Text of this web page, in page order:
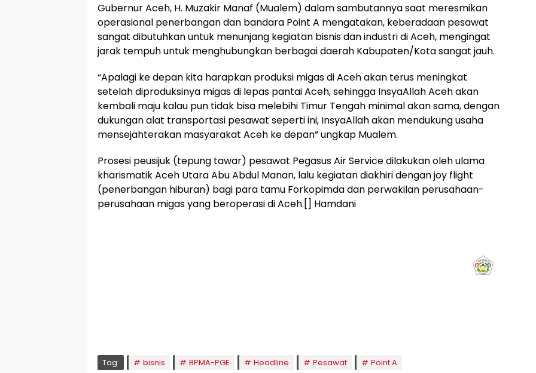
Gubernur Aceh, H. Muzakir Manaf (Mualem) dalam sambutannya saat meresmikan
operasional penerbangan dan bandara Point A mengatakan, keberadaan pesawat
sangat dibutuhkan untuk menunjang kegiatan bisnis dan industri di Aceh, mengingat
jarak tempuh untuk menghubungkan berbagai daerah Kabupaten/Kota sangat jauh.
“Apalagi ke depan kita harapkan produksi migas di Aceh akan terus meningkat
setelah diproduksinya migas di lepas pantai Aceh, sehingga InsyaAllah Aceh akan
kembali maju kalau pun tidak bisa melebihi Timur Tengah minimal akan sama, dengan
dukungan alat transportasi pesawat seperti ini, InsyaAllah akan mendukung usaha
mensejahterakan masyarakat Aceh ke depan” ungkap Mualem.
Prosesi peusijuk (tepung tawar) pesawat Pegasus Air Service dilakukan oleh ulama
kharismatik Aceh Utara Abu Abdul Manan, lalu kegiatan diakhiri dengan joy flight
(penerbangan hiburan) bagi para tamu Forkopimda dan perwakilan perusahaan-
perusahaan migas yang beroperasi di Aceh.[] Hamdani
Tag: bisnis BPMA-PGE Headline Pesawat Point A